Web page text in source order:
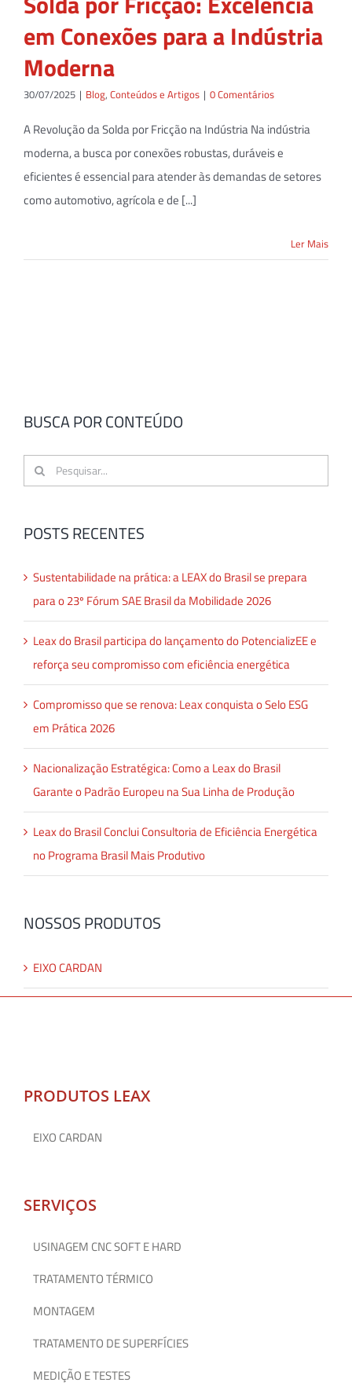
em Conexões para a Indústria
Moderna
30/07/2025 | Blog, Conteúdos e Artigos | 0 Comentários
A Revolução da Solda por Fricção na Indústria Na indústria
moderna, a busca por conexões robustas, duráveis e
eficientes é essencial para atender às demandas de setores
como automotivo, agrícola e de [...]
Ler Mais
BUSCA POR CONTEÚDO
Buscar
resultados
POSTS RECENTES
Sustentabilidade na prática: a LEAX do Brasil se prepara
para o 23º Fórum SAE Brasil da Mobilidade 2026
Leax do Brasil participa do lançamento do PotencializEE e
reforça seu compromisso com eficiência energética
Compromisso que se renova: Leax conquista o Selo ESG
em Prática 2026
Nacionalização Estratégica: Como a Leax do Brasil
Garante o Padrão Europeu na Sua Linha de Produção
Leax do Brasil Conclui Consultoria de Eficiência Energética
no Programa Brasil Mais Produtivo
NOSSOS PRODUTOS
EIXO CARDAN
PRODUTOS LEAX
EIXO CARDAN
SERVIÇOS
USINAGEM CNC SOFT E HARD
TRATAMENTO TÉRMICO
MONTAGEM
TRATAMENTO DE SUPERFÍCIES
MEDIÇÃO E TESTES